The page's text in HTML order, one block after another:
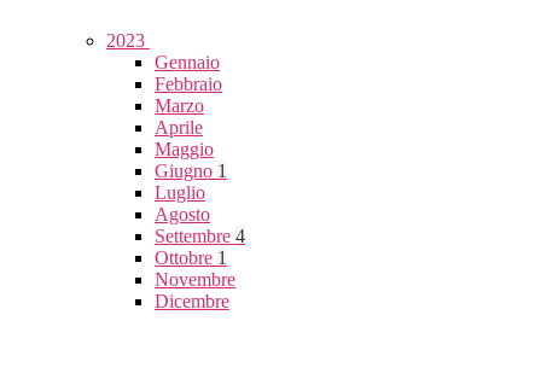
2023
Gennaio
Febbraio
Marzo
Aprile
Maggio
Giugno 1
Luglio
Agosto
Settembre 4
Ottobre 1
Novembre
Dicembre